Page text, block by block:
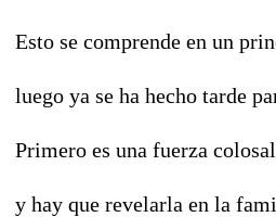
Esto se comprende en un
luego ya se ha hecho tarde
Primero es una fuerza colosal
y hay que revelarla en la